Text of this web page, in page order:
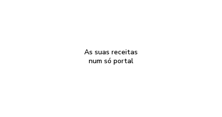
As suas receitas
num só portal